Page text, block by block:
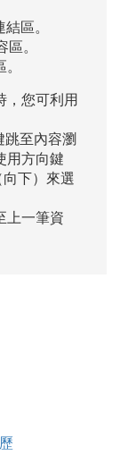
區。
。
，您可利用
跳至內容瀏
用方向鍵
下）來選
上一筆資